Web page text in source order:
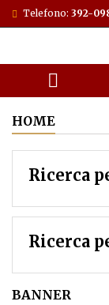
Telefono: 392-

HOME
Ricerca
Ricerca
BANNER